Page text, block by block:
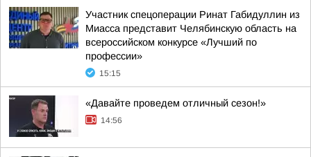
Участник спецоперации Ринат Габидуллин из
Миасса представит Челябинскую область на
всероссийском конкурсе «Лучший по
профессии»
15:15
«Давайте проведем отличный сезон!»
14:56